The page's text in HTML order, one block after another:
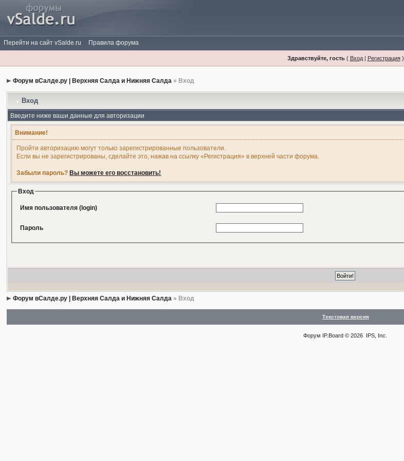
Перейти на сайт vSalde.ru Правила форума
Здравствуйте, гость( Вход| Регистрация)
Форум вСалде.ру | Верхняя Салда и Нижняя Салда » Вход
Вход
Введите ниже ваши данные для авторизации
Внимание!
Пройти авторизацию могут только зарегистрированные пользователи.
Если вы не зарегистрированы, сделайте это, нажав на ссылку «Регистрация» в верхней части форума.
Забыли пароль? Вы можете его восстановить!
Вход
Имя пользователя (login)
Пароль
Форум вСалде.ру | Верхняя Салда и Нижняя Салда » Вход
Текстовая версия
Форум IP.Board © 2026 IPS, Inc